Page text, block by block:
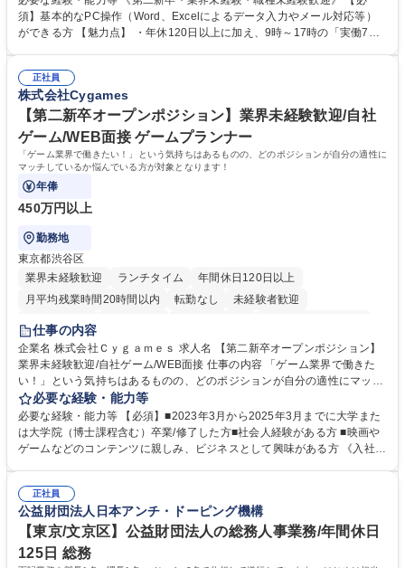
入力業務】 ・医師（会員）の住所変更、個人情報のシステム登録・更新
・年会費の徴収管理や入金データの照合確認 【問い合わせ対応】 ・会員
年休120日/デスクワーク中心で残業少なめ
須】基本的なPC操作（Word、Excelによるデータ入力やメール対応等）
ができる方 【魅力点】 ・年休120日以上に加え、9時～17時の「実働7時
整、資料作成、当日の運営サポート 学歴・資格 学歴：大学院 大学 語学
力： 資格：
正社員
株式会社Cygames
【第二新卒オープンポジション】業界未経験歓迎/自社
ゲーム/WEB面接 ゲームプランナー
「ゲーム業界で働きたい！」という気持ちはあるものの、どのポジションが自分の適性に
マッチしているか悩んでいる方が対象となります！
年俸
450万円以上
勤務地
東京都渋谷区
業界未経験歓迎
ランチタイム
年間休日120日以上
月平均残業時間20時間以内
転勤なし
未経験者歓迎
住宅手当あり
交通費支給
土日祝休み 服装自由 昼食補助あり
第二新卒歓迎
食事補助あり
仕事の内容
企業名 株式会社Ｃｙｇａｍｅｓ 求人名 【第二新卒オープンポジション】
業界未経験歓迎/自社ゲーム/WEB面接 仕事の内容 「ゲーム業界で働きた
い！」という気持ちはあるものの、どのポジションが自分の適性にマッチ
しているか悩んでいる方が対象となります！ 総合職（プランナー/データ
アナリストなど）、技術職（開発エンジニ ア/インフラエンジニアな
ど）、デザイン職（デザイナー/イラストレ ーターなど）等から、面接で
ご希望と適正にマッチしたポジションをご案内いたします。ゲームやエン
のご応募をお待ちしております。 募集職種 【第二新卒オープンポジショ
ン】業界未経験歓迎/自社ゲーム/WEB面接
必要な経験・能力等
必要な経験・能力等 【必須】■2023年3月から2025年3月までに大学また
は大学院（博士課程含む）卒業/修了した方■社会人経験がある方 ■映画や
ゲームなどのコンテンツに親しみ、ビジネスとして興味がある方 《入社実
正社員
公益財団法人日本アンチ・ドーピング機構
【東京/文京区】公益財団法人の総務人事業務/年間休日
125日 総務